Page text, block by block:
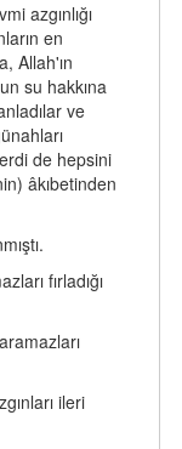
azgınlığı
en
Allah'ın
su hakkına
ve
de hepsini
âkıbetinden
fırladığı
ileri